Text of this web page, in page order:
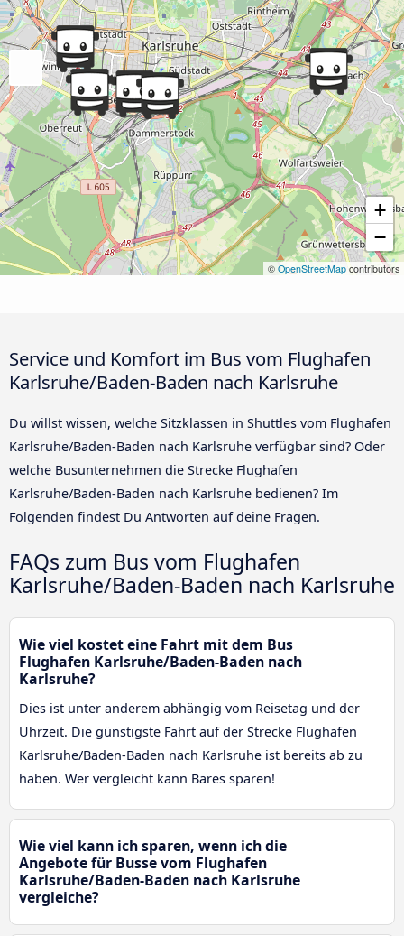
+
−
© OpenStreetMapcontributors
Service und Komfort im Bus vom Flughafen
Karlsruhe/Baden-Baden nach Karlsruhe
Du willst wissen, welche Sitzklassen in Shuttles vom Flughafen
Karlsruhe/Baden-Baden nach Karlsruhe verfügbar sind? Oder
welche Busunternehmen die Strecke Flughafen
Karlsruhe/Baden-Baden nach Karlsruhe bedienen? Im
Folgenden findest Du Antworten auf deine Fragen.
FAQs zum Bus vom Flughafen
Karlsruhe/Baden-Baden nach Karlsruhe
Wie viel kostet eine Fahrt mit dem Bus
Flughafen Karlsruhe/Baden-Baden nach
Karlsruhe?
Dies ist unter anderem abhängig vom Reisetag und der
Uhrzeit. Die günstigste Fahrt auf der Strecke Flughafen
Karlsruhe/Baden-Baden nach Karlsruhe ist bereits ab zu
haben. Wer vergleicht kann Bares sparen!
Wie viel kann ich sparen, wenn ich die
Angebote für Busse vom Flughafen
Karlsruhe/Baden-Baden nach Karlsruhe
vergleiche?